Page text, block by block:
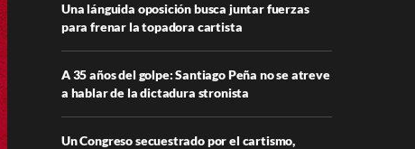
Una lánguida oposición busca juntar fuerzas
para frenar la topadora cartista
A 35 años del golpe: Santiago Peña no se atreve
a hablar de la dictadura stronista
Un Congreso secuestrado por el cartismo,